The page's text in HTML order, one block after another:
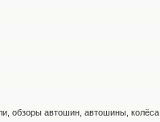
обзоры автошин, автошины, колёса